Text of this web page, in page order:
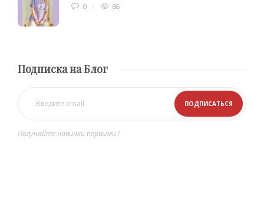
0 86
Подписка на Блог
Получайте новинки первыми !